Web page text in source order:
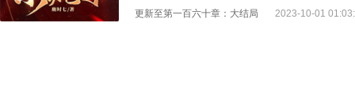
更新至第一百六十章：大结局 2023-10-01